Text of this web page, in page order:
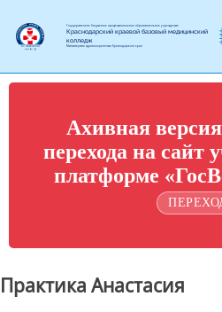
Государственное бюджетное профессиональное образовательное учреждение
Краснодарский краевой базовый медицинский
колледж
Министерства здравоохранения Краснодарского края
Ахивная
перехода на сайт
платформе
Практика Анастасия